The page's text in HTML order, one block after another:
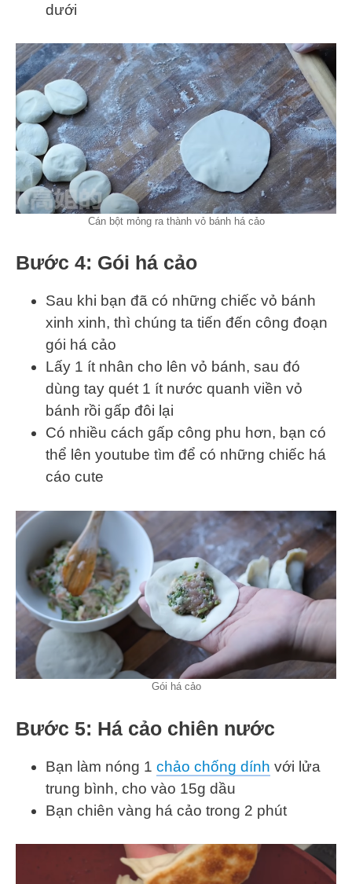
dưới
Cán bột mỏng ra thành vỏ bánh há cảo
Bước 4: Gói há cảo
Sau khi bạn đã có những chiếc vỏ bánh
xinh xinh, thì chúng ta tiến đến công đoạn
gói há cảo
Lấy 1 ít nhân cho lên vỏ bánh, sau đó
dùng tay quét 1 ít nước quanh viền vỏ
bánh rồi gấp đôi lại
Có nhiều cách gấp công phu hơn, bạn có
thể lên youtube tìm để có những chiếc há
cáo cute
Gói há cảo
Bước 5: Há cảo chiên nước
Bạn làm nóng 1 chảo chống dính với lửa
trung bình, cho vào 15g dầu
Bạn chiên vàng há cảo trong 2 phút